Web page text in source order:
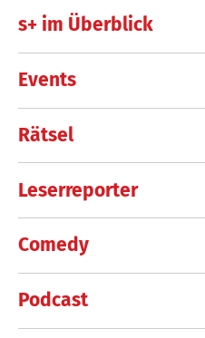
s+ im Überblick
Events
Rätsel
Leserreporter
Comedy
Podcast